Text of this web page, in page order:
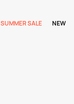
SUMMER SALE NEW